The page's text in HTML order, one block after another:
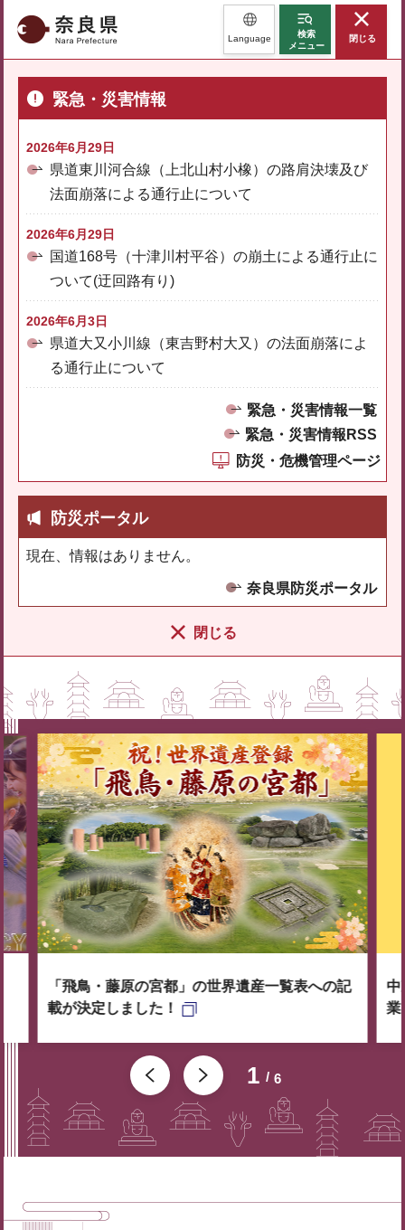
奈良県 Language
検索
メニュー
閉じる
緊急・災害情報
2026年6月29日
県道東川河合線（上北山村小橡）の路肩決壊及び
法面崩落による通行止について
2026年6月29日
国道168号（十津川村平谷）の崩土による通行止に
ついて(迂回路有り)
2026年6月3日
県道大又小川線（東吉野村大又）の法面崩落によ
る通行止について
緊急・災害情報一覧
緊急・災害情報RSS
防災・危機管理ページ
防災ポータル
現在、情報はありません。
奈良県防災ポータル
閉じる
1 6
「飛鳥・藤原の宮都」の世界遺産一覧表への記
載が決定しました！
中
業